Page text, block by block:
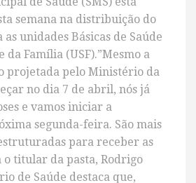
semana na distribuição do
unidades Básicas de Saúde
da Família (USF).”Mesmo a
projetada pelo Ministério da
no dia 7 de abril, nós já
e vamos iniciar a
segunda-feira. São mais
para receber as
o titular da pasta, Rodrigo
de Saúde destaca que,